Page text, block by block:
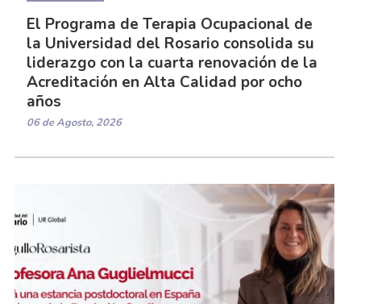
El Programa de Terapia Ocupacional de
la Universidad del Rosario consolida su
liderazgo con la cuarta renovación de la
Acreditación en Alta Calidad por ocho
años
06 de Agosto, 2026